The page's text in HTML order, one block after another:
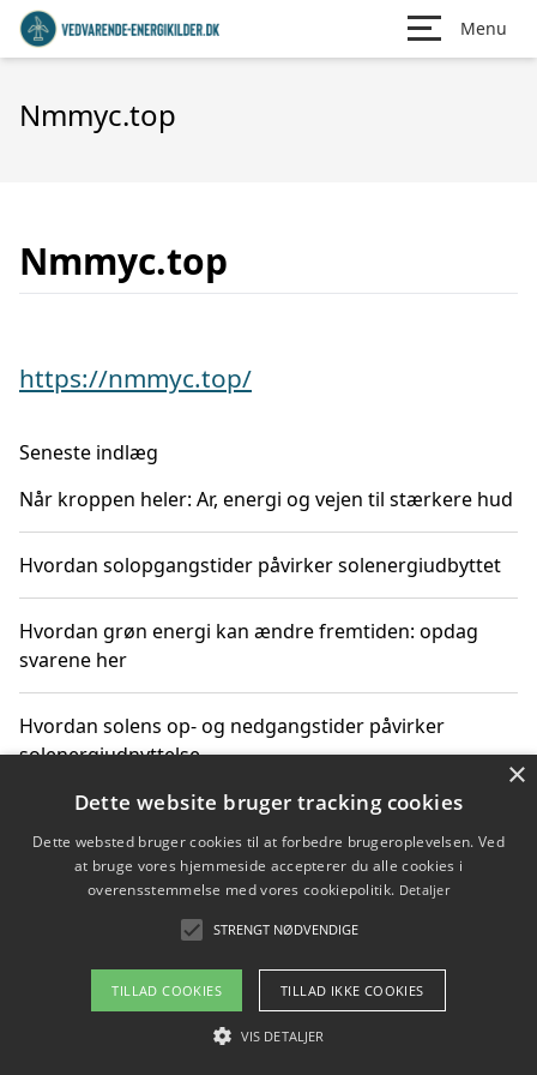
Menu
Nmmyc.top
Nmmyc.top
https://nmmyc.top/
Seneste indlæg
Når kroppen heler: Ar, energi og vejen til stærkere hud
Hvordan solopgangstider påvirker solenergiudbyttet
Hvordan grøn energi kan ændre fremtiden: opdag
svarene her
Hvordan solens op- og nedgangstider påvirker
solenergiudnyttelse
Hvordan du får svar på energispørgsmål om
vedvarende energikilder
Om / kontakt
Blog Betingelser
×
Dette website bruger tracking cookies
Dette websted bruger cookies til at forbedre brugeroplevelsen. Ved
at bruge vores hjemmeside accepterer du alle cookies i
overensstemmelse med vores cookiepolitik. Detaljer
STRENGT NØDVENDIGE
TILLAD COOKIES TILLAD IKKE COOKIES
VIS DETALJER